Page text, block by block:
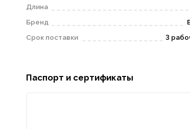
Длина
Бренд
Срок поставки
3
Паспорт и сертификаты